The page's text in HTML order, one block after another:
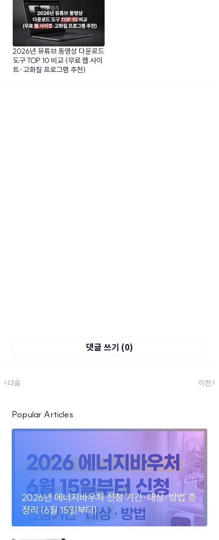
2026년 유튜브 동영상 다운로드
도구 TOP 10 비교 (무료 웹 사이
트·고화질 프로그램 추천)
댓글 쓰기 (0)
다음 이전
Popular Articles
2026년 에너지바우처 신청 기간·대상·방법 총
정리 (6월 15일부터)